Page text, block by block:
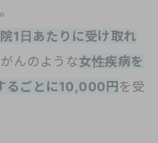
1日あたりに受け取れ
んのような女性疾病を
るごとに10,000円 を受